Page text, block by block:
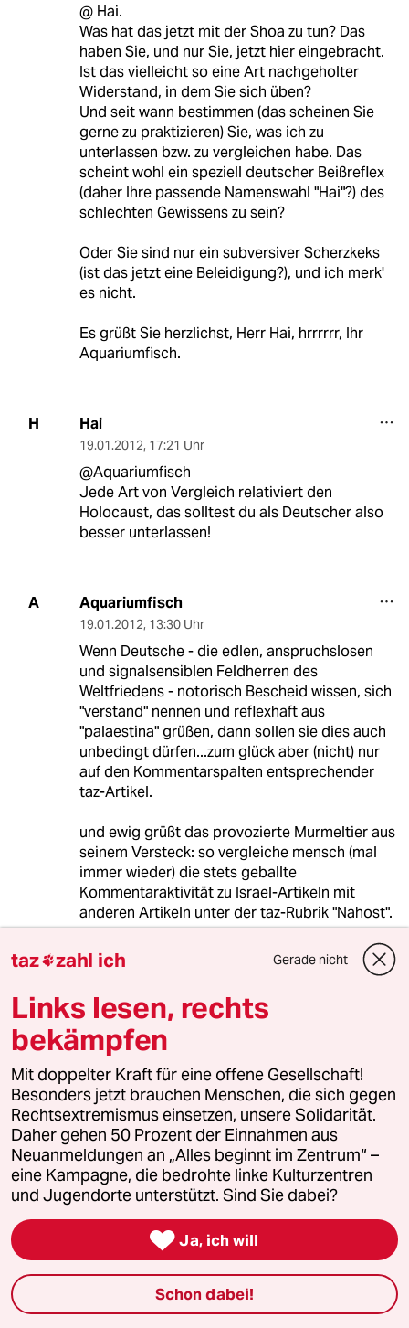
@ Hai.
Was hat das jetzt mit der Shoa zu tun? Das
haben Sie, und nur Sie, jetzt hier eingebracht.
Ist das vielleicht so eine Art nachgeholter
Widerstand, in dem Sie sich üben?
Und seit wann bestimmen (das scheinen Sie
gerne zu praktizieren) Sie, was ich zu
unterlassen bzw. zu vergleichen habe. Das
scheint wohl ein speziell deutscher Beißreflex
(daher Ihre passende Namenswahl "Hai"?) des
schlechten Gewissens zu sein?
Oder Sie sind nur ein subversiver Scherzkeks
(ist das jetzt eine Beleidigung?), und ich merk'
es nicht.
Es grüßt Sie herzlichst, Herr Hai, hrrrrrr, Ihr
Aquariumfisch.
H Hai
19.01.2012, 17:21 Uhr
@Aquariumfisch
Jede Art von Vergleich relativiert den
Holocaust, das solltest du als Deutscher also
besser unterlassen!
A Aquariumfisch
19.01.2012, 13:30 Uhr
Wenn Deutsche - die edlen, anspruchslosen
und signalsensiblen Feldherren des
Weltfriedens - notorisch Bescheid wissen, sich
"verstand" nennen und reflexhaft aus
"palaestina" grüßen, dann sollen sie dies auch
unbedingt dürfen...zum glück aber (nicht) nur
auf den Kommentarspalten entsprechender
taz-Artikel.
und ewig grüßt das provozierte Murmeltier aus
seinem Versteck: so vergleiche mensch (mal
immer wieder) die stets geballte
Kommentaraktivität zu Israel-Artikeln mit
anderen Artikeln unter der taz-Rubrik "Nahost".
für Fortgeschrittene oder "Beobachter" sei ein
Vergleich der Häufigkeit von taz'schen Israel-
Artikeln zu nicht-Israel-Artikeln unter der
Nahost-Rubrik empfohlen.
und weiter geht es im Vergleichen: den zuletzt
empfohlenen, also die
Artikelerscheinungshäufigkeit betreffend,
vergleiche mensch nun mit der Flächengröße
des Staates Israels zur Gesamtfläche "Nah- und
Mittelost".
So, das sollte reichen für heute. Viel Spaß beim
Aquariumfisch.
taz zahl ich Gerade nicht
Links lesen, rechts
bekämpfen
Mit doppelter Kraft für eine offene Gesellschaft!
Besonders jetzt brauchen Menschen, die sich gegen
Rechtsextremismus einsetzen, unsere Solidarität.
Daher gehen 50 Prozent der Einnahmen aus
Neuanmeldungen an „Alles beginnt im Zentrum“ –
eine Kampagne, die bedrohte linke Kulturzentren
und Jugendorte unterstützt. Sind Sie dabei?
 Ja, ich will
Schon dabei!